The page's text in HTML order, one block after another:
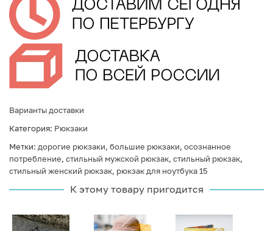
Варианты доставки
Категория: Рюкзаки
Метки: дорогие рюкзаки, большие рюкзаки, осознанное
потребление, стильный мужской рюкзак, стильный рюкзак,
стильный женский рюкзак, рюкзак для ноутбука 15
К этому товару пригодится